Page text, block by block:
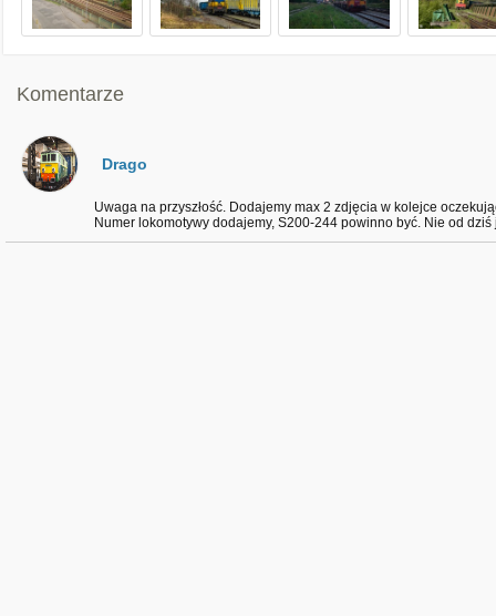
Komentarze
Drago
Uwaga na przyszłość. Dodajemy max 2 zdjęcia w kolejce
Numer lokomotywy dodajemy, S200-244 powinno być. Nie od